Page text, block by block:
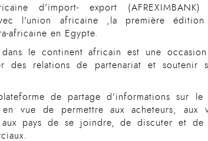
d’import- export
l’union africaine ,la première
africaine en Egypte.
le continent africain est une occasion
des relations de partenariat et soutenir
de partage d’informations sur
en vue de permettre aux acheteurs, aux
aux pays de se joindre, de discuter et de